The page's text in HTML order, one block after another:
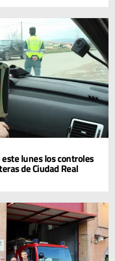
lunes los controles
de Ciudad Real